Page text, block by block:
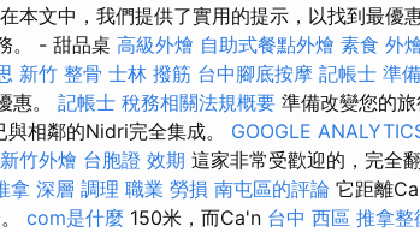
本文中，我們提供了實用的提示，以找到最優
。 - 甜品桌 高級外燴 自助式餐點外燴 素食 外
新竹 整骨 士林 撥筋 台中腳底按摩 記帳士 準
惠。 記帳士 稅務相關法規概要 準備改變您的
相鄰的Nidri完全集成。 GOOGLE
新竹外燴 台胞證 效期 這家非常受歡迎的，完全
拿 深層 調理 職業 勞損 南屯區的評論 它距離
com是什麼 150米，而Ca'n 台中 西區 推拿整